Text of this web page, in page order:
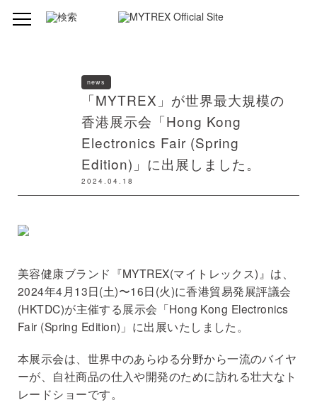
news
「MYTREX」が世界最大規模の
香港展示会「Hong Kong
Electronics Fair (Spring
Edition)」に出展しました。
2024.04.18
美容健康ブランド『MYTREX(マイトレックス)』は、
2024年4月13日(土)〜16日(火)に香港貿易発展評議会
(HKTDC)が主催する展示会「Hong Kong Electronics
Fair (Spring Edition)」に出展いたしました。
本展示会は、世界中のあらゆる分野から一流のバイヤ
ーが、自社商品の仕入や開発のために訪れる壮大なト
レードショーです。